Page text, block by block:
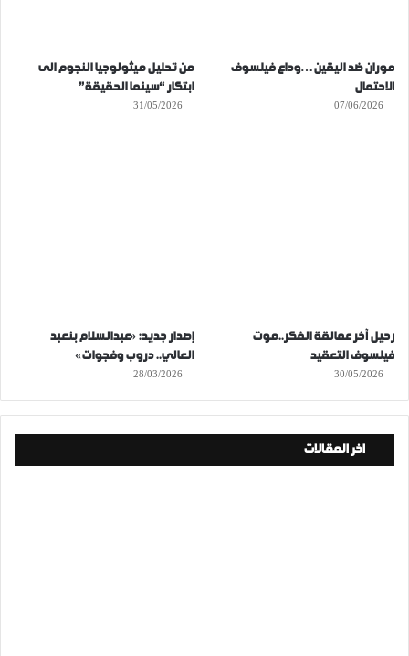
موران ضد اليقين…وداع فيلسوف
الاحتمال
07/06/2026
من تحليل ميثولوجيا النجوم الى
ابتكار “سينما الحقيقة”
31/05/2026
رحيل آخر عمالقة الفكر..موت
فيلسوف التعقيد
30/05/2026
إصدار جديد: «عبدالسلام بنعبد
العالي.. دروب وفجوات»
28/03/2026
اخر المقالات